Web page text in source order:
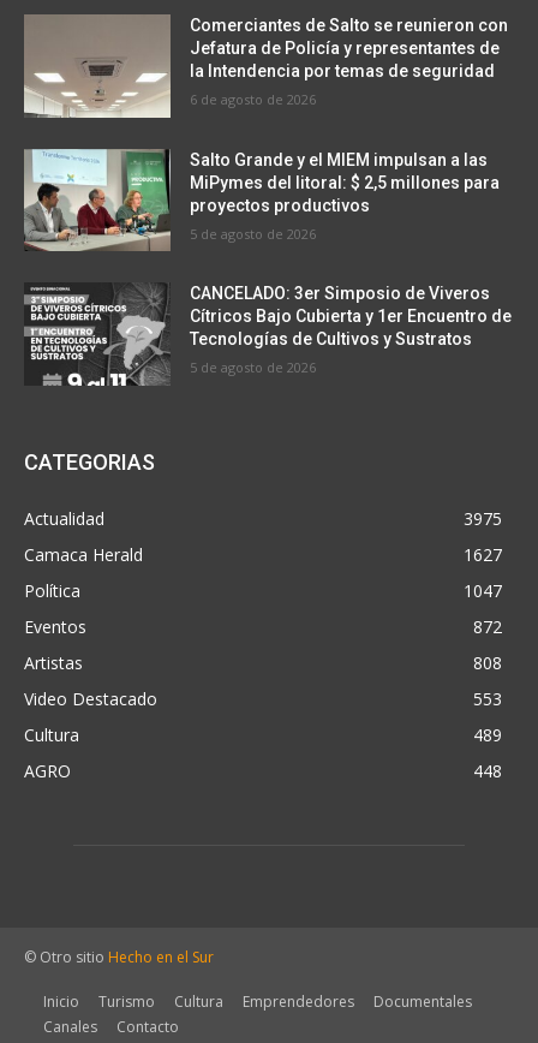
Comerciantes de Salto se reunieron con
Jefatura de Policía y representantes de
la Intendencia por temas de seguridad
6 de agosto de 2026
Salto Grande y el MIEM impulsan a las
MiPymes del litoral: $ 2,5 millones para
proyectos productivos
5 de agosto de 2026
CANCELADO: 3er Simposio de Viveros
Cítricos Bajo Cubierta y 1er Encuentro de
Tecnologías de Cultivos y Sustratos
5 de agosto de 2026
CATEGORIAS
Actualidad
3975
Camaca Herald
1627
Política
1047
Eventos
872
Artistas
808
Video Destacado
553
Cultura
489
AGRO
448
© Otro sitio Hecho en el Sur
Inicio Turismo Cultura Emprendedores
Documentales
Canales
Contacto